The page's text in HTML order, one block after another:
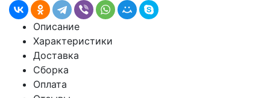
Описание
Характеристики
Доставка
Сборка
Оплата